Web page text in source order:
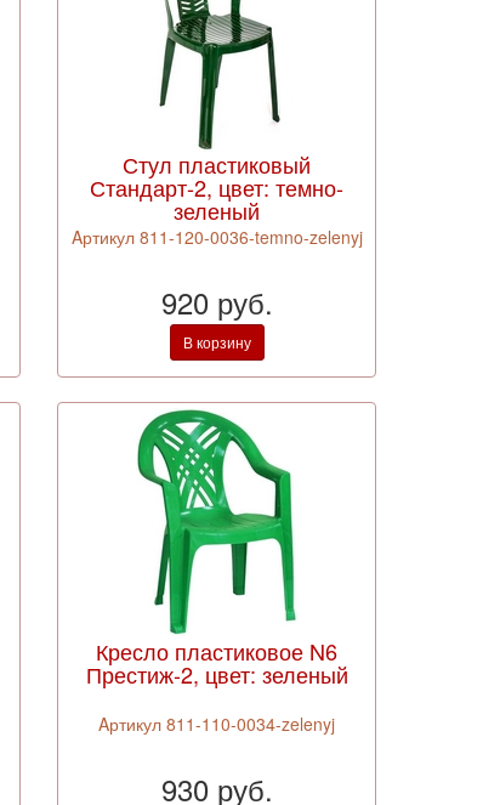
Стул пластиковый
Стандарт-2, цвет: темно-
зеленый
Aртикул 811-120-0036-temno-zelenyj
920 руб.
В корзину
Кресло пластиковое N6
Престиж-2, цвет: зеленый
Aртикул 811-110-0034-zelenyj
930 руб.